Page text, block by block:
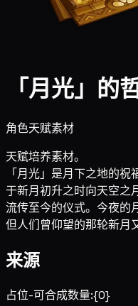
「月光」的
角色天赋素材
天赋培养素材。
「月光」是月下之地的祝
于新月初升之时向天空之
流传至今的仪式。今夜的
但人们曾仰望的那轮新月
来源
占位-可合成数量:{0}